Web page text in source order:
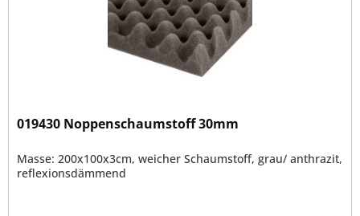
019430 Noppenschaumstoff 30mm
Masse: 200x100x3cm, weicher Schaumstoff, grau/ anthrazit,
reflexionsdämmend